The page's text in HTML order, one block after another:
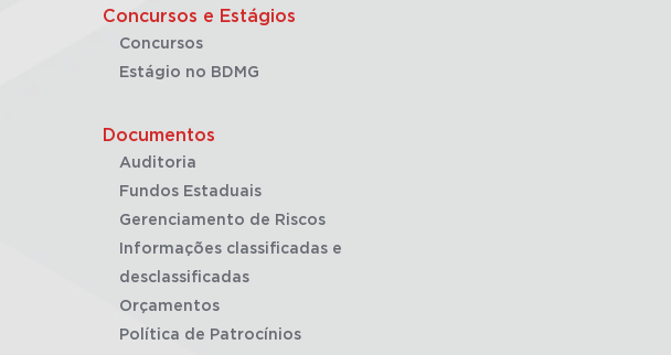
Concursos e Estágios
Concursos
Estágio no BDMG
Documentos
Auditoria
Fundos Estaduais
Gerenciamento de Riscos
Informações classificadas e
desclassificadas
Orçamentos
Política de Patrocínios